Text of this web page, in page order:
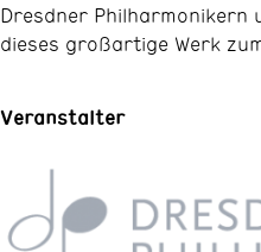
Dresdner Philharmonikern
dieses großartige Werk
Veranstalter